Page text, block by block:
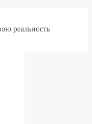
реальность